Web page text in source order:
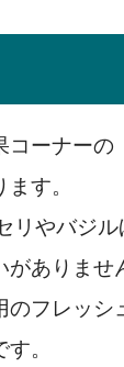
ーナーの
す。
やバジ
ありませ
フレッシ
。